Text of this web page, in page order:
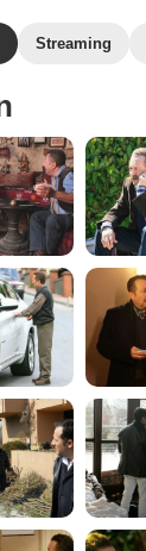
Streaming